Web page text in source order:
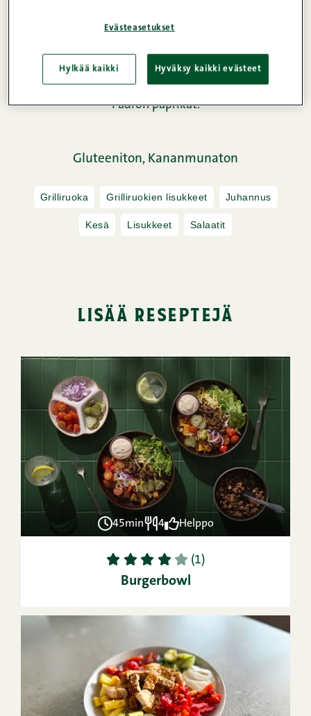
kaveri. Raikkaat ja kesäiset ainekset takaavat
mahtavan makuelämyksen, jonka kruunaa grillatut
Padron paprikat.
Gluteeniton, Kananmunaton
Grilliruoka Grilliruokien lisukkeet Juhannus
Kesä Lisukkeet Salaatit
lisää reseptejä
45min 4 Helppo
1 2 3 4 5 (1)
Burgerbowl
Evästeasetukset
Hylkää kaikki Hyväksy kaikki evästeet